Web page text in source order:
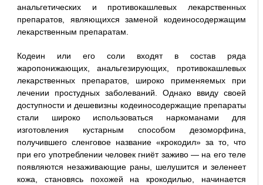
анальгетических и противокашлевых лекарственных
препаратов, являющихся заменой кодеиносодержащим
лекарственным препаратам.
Кодеин или его соли входят в состав ряда
жаропонижающих, анальгезирующих, противокашлевых
лекарственных препаратов, широко применяемых при
лечении простудных заболеваний. Однако ввиду своей
доступности и дешевизны кодеиносодержащие препараты
стали широко использоваться наркоманами для
изготовления кустарным способом дезоморфина,
получившего сленговое название «крокодил» за то, что
при его употреблении человек гниёт заживо — на его теле
появляются незаживающие раны, шелушится и зеленеет
кожа, становясь похожей на крокодилью, начинается